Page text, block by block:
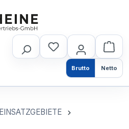
Brutto Netto
EINSATZGEBIETE